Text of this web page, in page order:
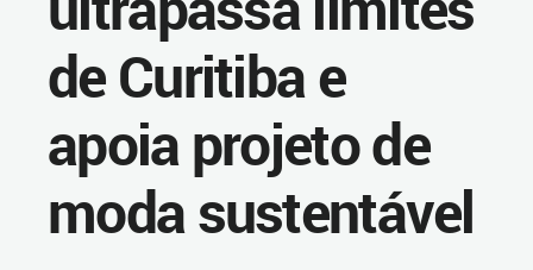
de Curitiba e
apoia projeto de
moda sustentável